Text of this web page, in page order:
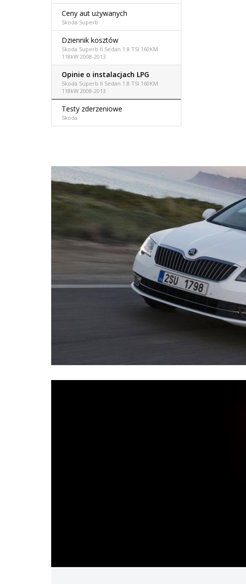
Ceny aut używanych
Skoda Superb
Dziennik kosztów
Skoda Superb II Sedan 1.8 TSI 160KM
118kW 2008-2013
Opinie o instalacjach LPG
Skoda Superb II Sedan 1.8 TSI 160KM
118kW 2008-2013
Testy zderzeniowe
Skoda